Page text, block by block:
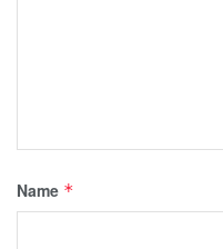
Name *